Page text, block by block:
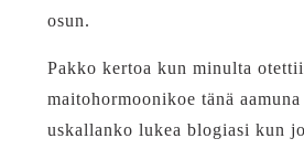
osun.
Pakko kertoa kun minulta
maitohormoonikoe tänä
uskallanko lukea blogiasi kun